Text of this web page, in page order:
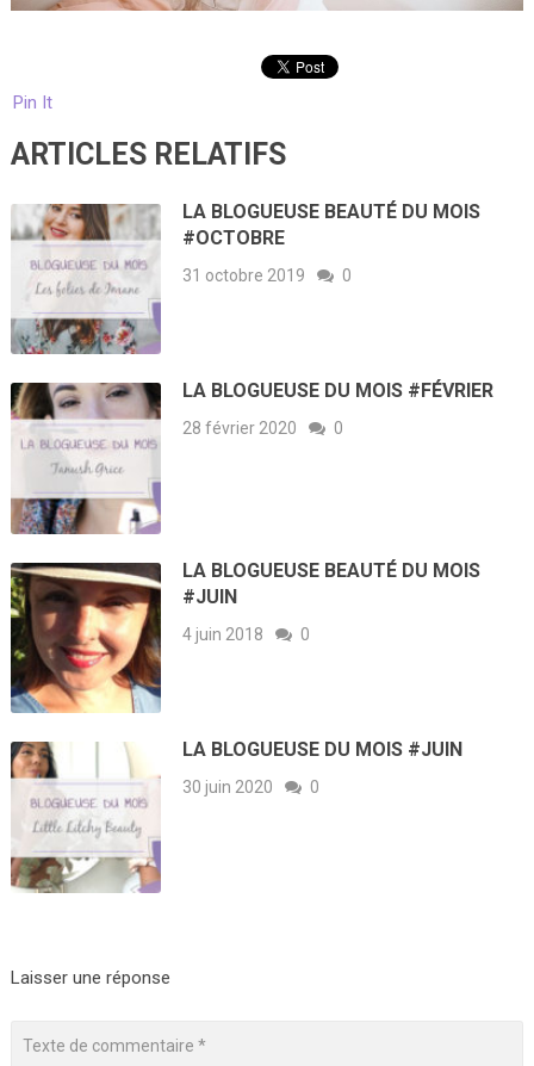
Pin It
ARTICLES RELATIFS
LA BLOGUEUSE BEAUTÉ DU MOIS
#OCTOBRE
31 octobre 2019 0
LA BLOGUEUSE DU MOIS #FÉVRIER
28 février 2020 0
LA BLOGUEUSE BEAUTÉ DU MOIS
#JUIN
4 juin 2018 0
LA BLOGUEUSE DU MOIS #JUIN
30 juin 2020 0
Laisser une réponse